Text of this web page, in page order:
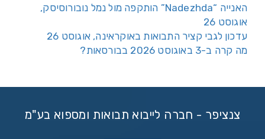
האנייה “Nadezhda” הותקפה מול נמל נובורוסיסק,
אוגוסט 26
עדכון לגבי קציר התבואות באוקראינה, אוגוסט 26
מה קרה ב-3 באוגוסט 2026 בבורסאות?
צנציפר - חברה לייבוא תבואות ומספוא בע"מ